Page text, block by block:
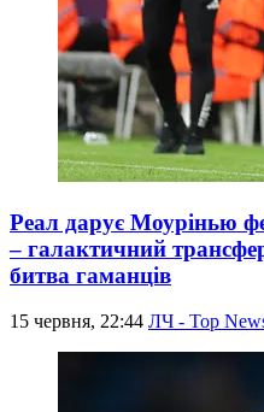
Реал дарує Моурінью
– галактичний
битва гаманців
15 червня, 22:44 ЛЧ - Top